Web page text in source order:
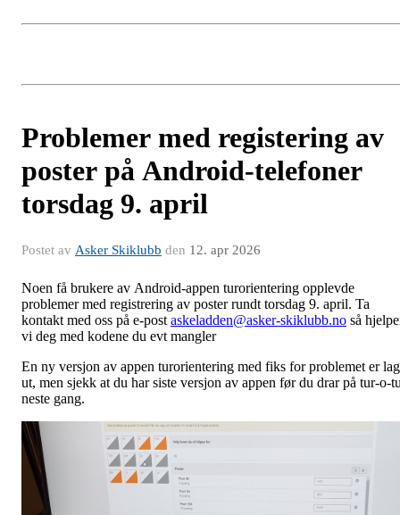
Problemer med registering av
poster på Android-telefoner
torsdag 9. april
Postet av Asker Skiklubb den 12. apr 2026
Noen få brukere av Android-appen turorientering opplevde
problemer med registrering av poster rundt torsdag 9. april. Ta
kontakt med oss på e-post askeladden@asker-skiklubb.no så
vi deg med kodene du evt mangler
En ny versjon av appen turorientering med fiks for problemet er
ut, men sjekk at du har siste versjon av appen før du drar på tur-o-
neste gang.